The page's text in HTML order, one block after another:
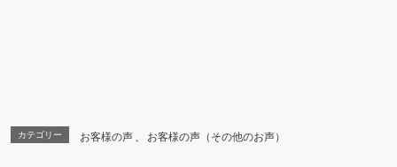
カテゴリー お客様の声 お客様の声（その他のお声）